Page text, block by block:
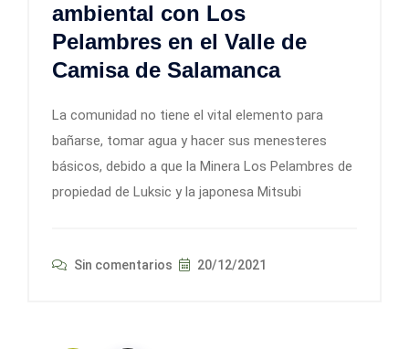
ambiental con Los
Pelambres en el Valle de
Camisa de Salamanca
La comunidad no tiene el vital elemento para
bañarse, tomar agua y hacer sus menesteres
básicos, debido a que la Minera Los Pelambres de
propiedad de Luksic y la japonesa Mitsubi
Sin comentarios 20/12/2021